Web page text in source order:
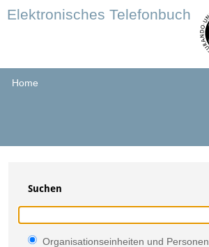
Elektronisches Telefonbuch
Home
Suchen
Organisationseinheiten und Personen